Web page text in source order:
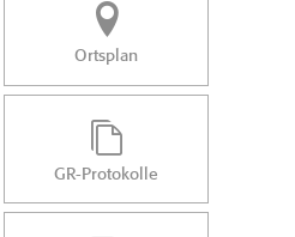
Ortsplan
GR-Protokolle